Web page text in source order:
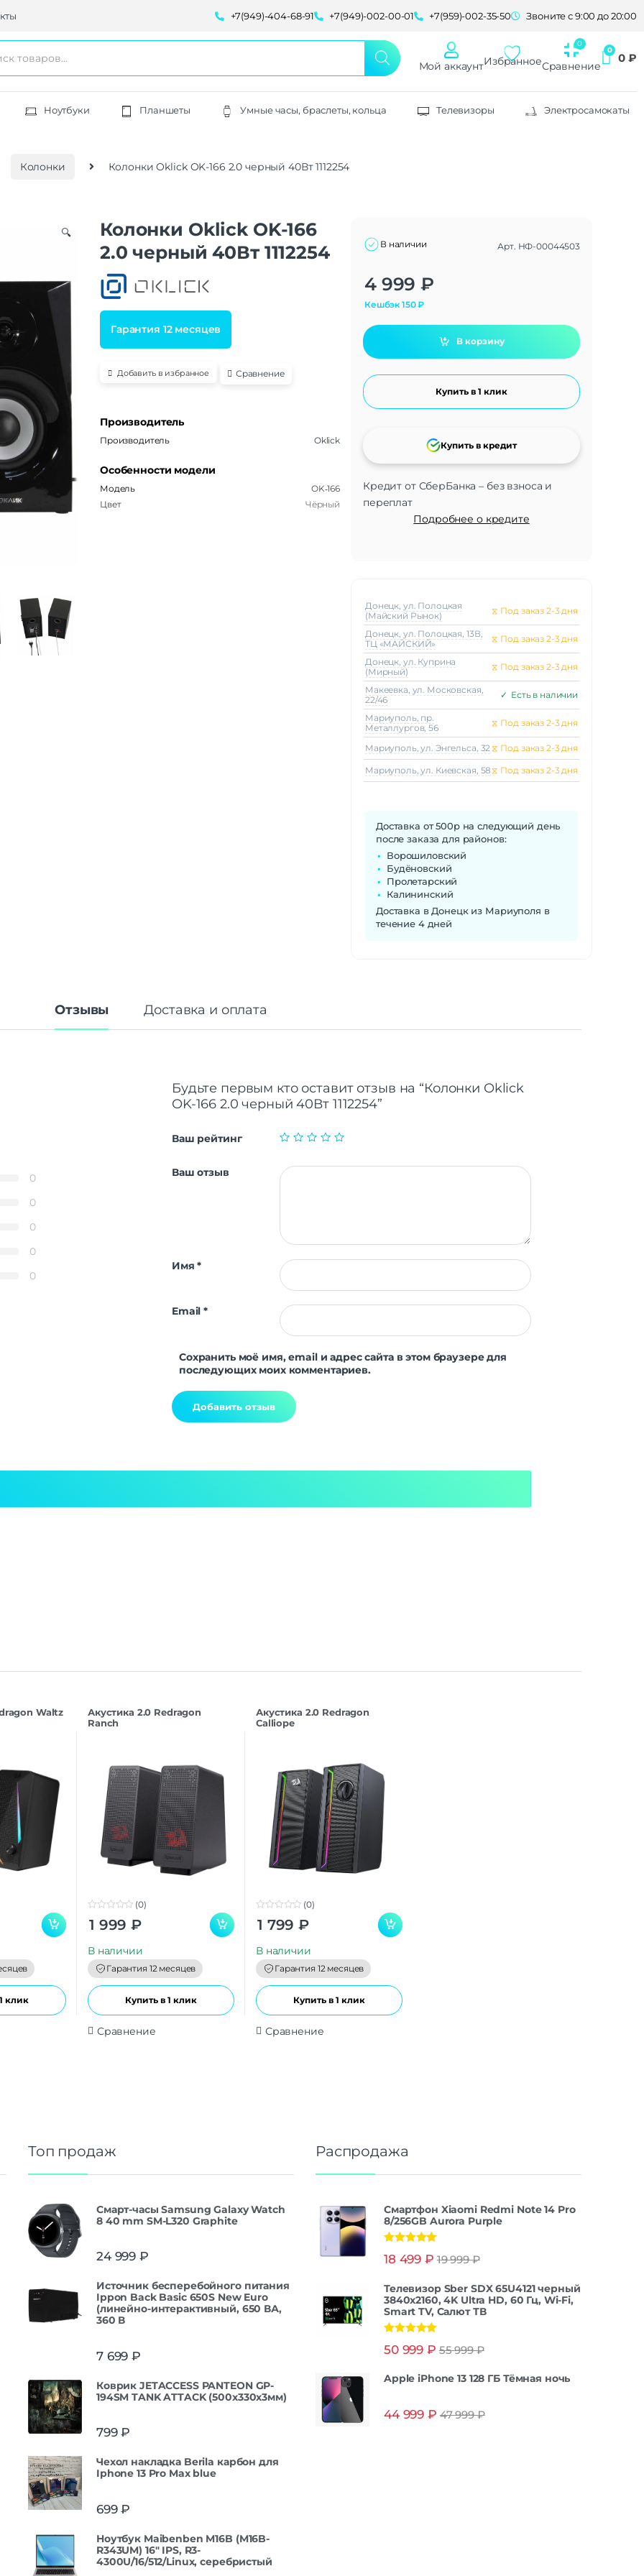
+7(949)-404-68-91 +7(949)-002-00-01 +7(959)-002-35-50 Звоните с 9:00 до 20:00
Мой аккаунтИзбранноеСравнение
0 ₽
Ноутбуки Планшеты Умные часы, браслеты, кольца Телевизоры Электросамокаты
Колонки Колонки Oklick OK-166 2.0 черный 40Вт 1112254
🔍
Колонки Oklick OK-166
2.0 черный 40Вт 1112254
Гарантия 12 месяцев
Добавить в избранное Сравнение
Производитель
Производитель Oklick
Особенности модели
Модель
OK‑166
Цвет
Чёрный
В наличии Арт. НФ-00044503
4 999 ₽
Кешбэк150₽
В корзину
Купить в 1 клик
Кредит от СберБанка – без взноса и
переплат
Подробнее о кредите
Купить в кредит
Alternative:
Донецк, ул. Полоцкая
(Майский Рынок)
⧖ Под заказ 2-3 дня
Донецк, ул. Полоцкая, 13В,
ТЦ «МАЙСКИЙ»
⧖ Под заказ 2-3 дня
Донецк, ул. Куприна
(Мирный)
⧖ Под заказ 2-3 дня
Макеeвка, ул. Московская,
22/46
✓ Есть в наличии
Мариуполь, пр.
Металлургов, 56
⧖ Под заказ 2-3 дня
Мариуполь, ул. Энгельса, 32 ⧖ Под заказ 2-3 дня
Мариуполь, ул. Киевская, 58 ⧖ Под заказ 2-3 дня
Доставка от 500р на следующий день
после заказа для районов:
Ворошиловский
Будёновский
Пролетарский
Калининский
Доставка в Донецк из Мариуполя в
течение 4 дней
Отзывы Доставка и оплата
0
0
0
0
0
Будьте первым кто оставит отзыв на “Колонки Oklick
OK-166 2.0 черный 40Вт 1112254”
Ваш рейтинг
Ваш отзыв
Имя*
Email*
Сохранить моё имя, email и адрес сайта в этом браузере для
последующих моих комментариев.
Waltz
клик
Акустика 2.0 Redragon
Ranch
o
(0)
1 999 ₽
В наличии
Гарантия 12 месяцев
Купить в 1 клик
Сравнение
Акустика 2.0 Redragon
Calliope
o
(0)
1 799 ₽
В наличии
Гарантия 12 месяцев
Купить в 1 клик
Сравнение
Топ продаж
Смарт-часы Samsung Galaxy Watch
8 40 mm SM-L320 Graphite
24 999 ₽
Источник бесперебойного питания
Ippon Back Basic 650S New Euro
(линейно-интерактивный, 650 ВА,
360 В
7 699 ₽
Коврик JETACCESS PANTEON GP-
194SM TANK ATTACK (500x330x3мм)
799₽
Чехол накладка Berila карбон для
Iphone 13 Pro Max blue
699₽
Ноутбук Maibenben M16B (M16B-
R343UM) 16" IPS, R3-
4300U/16/512/Linux, серебристый
Распродажа
Смартфон Xiaomi Redmi Note 14 Pro
8/256GB Aurora Purple
из 5
18 499 ₽ 19 999₽
Телевизор Sber SDX 65U4121 черный
3840x2160, 4K Ultra HD, 60 Гц, Wi-Fi,
Smart TV, Салют ТВ
из 5
50 999 ₽ 55 999₽
Apple iPhone 13 128 ГБ Тёмная ночь
44 999 ₽ 47 999₽